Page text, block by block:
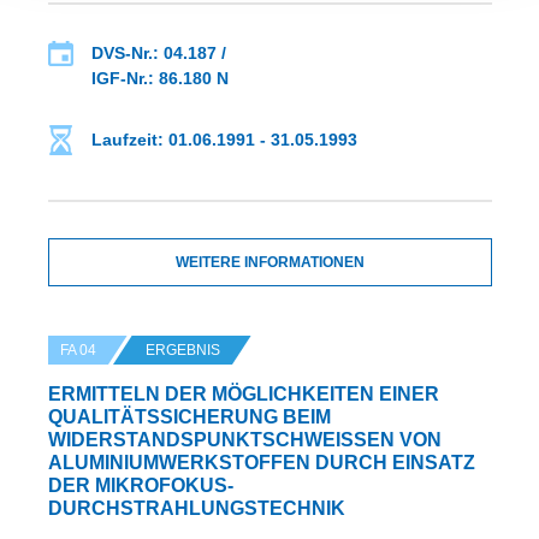
DVS-Nr.: 04.187 /
IGF-Nr.: 86.180 N
Laufzeit: 01.06.1991 - 31.05.1993
WEITERE INFORMATIONEN
FA 04 ERGEBNIS
ERMITTELN DER MÖGLICHKEITEN EINER
QUALITÄTSSICHERUNG BEIM
WIDERSTANDSPUNKTSCHWEISSEN VON A
LUMINIUMWERKSTOFFEN DURCH EINSATZ D
ER MIKROFOKUS-D
URCHSTRAHLUNGSTECHNIK